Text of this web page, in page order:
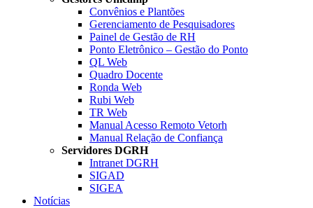
Convênios e Plantões
Gerenciamento de Pesquisadores
Painel de Gestão de RH
Ponto Eletrônico – Gestão do Ponto
QL Web
Quadro Docente
Ronda Web
Rubi Web
TR Web
Manual Acesso Remoto Vetorh
Manual Relação de Confiança
Servidores DGRH
Intranet DGRH
SIGAD
SIGEA
Notícias